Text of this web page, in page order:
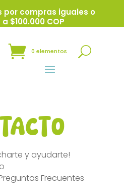
por compras iguales o
$100.000 COP
0 elementos
y ayudarte!
Frecuentes